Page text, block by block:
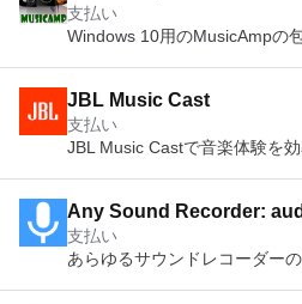
支払い
Windows 10用のMusicAmpの
JBL Music Cast
支払い
JBL Music Castで音楽体験を
Any Sound Recorder:
recorder
支払い
あらゆるサウンドレコーダー